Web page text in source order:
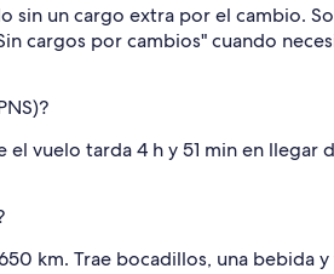
sin un cargo extra por el cambio.
cargos por cambios" cuando
tarda 4 h y 51 min en llegar
km. Trae bocadillos, una